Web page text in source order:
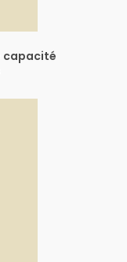
capacité